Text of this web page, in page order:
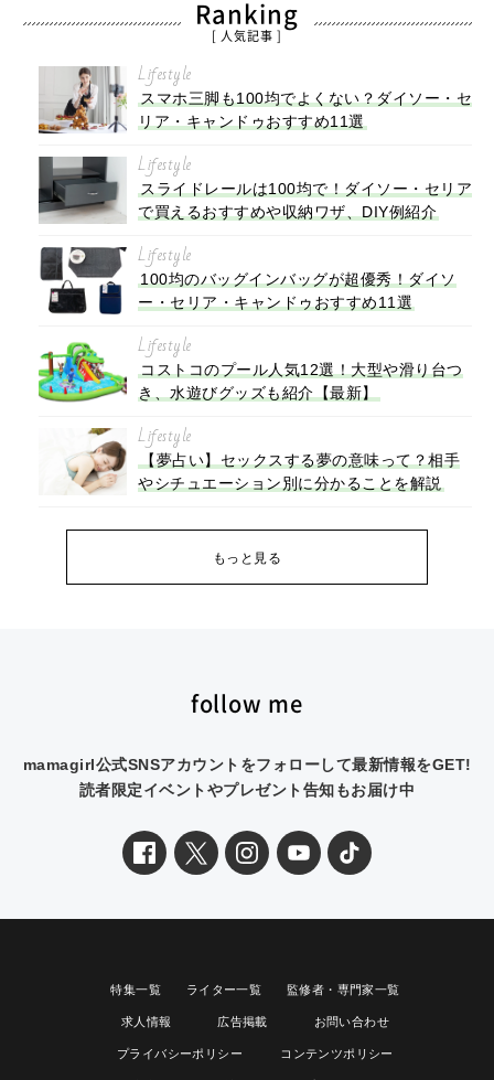
Ranking
[ 人気記事 ]
Lifestyle
スマホ三脚も100均でよくない？ダイソー・セ
リア・キャンドゥおすすめ11選
Lifestyle
スライドレールは100均で！ダイソー・セリア
で買えるおすすめや収納ワザ、DIY例紹介
Lifestyle
100均のバッグインバッグが超優秀！ダイソ
ー・セリア・キャンドゥおすすめ11選
Lifestyle
コストコのプール人気12選！大型や滑り台つ
き、水遊びグッズも紹介【最新】
Lifestyle
【夢占い】セックスする夢の意味って？相手
やシチュエーション別に分かることを解説
もっと見る
follow me
mamagirl公式SNSアカウントをフォローして最新情報をGET!
読者限定イベントやプレゼント告知もお届け中
特集一覧 ライター一覧 監修者・専門家一覧
求人情報 広告掲載 お問い合わせ
プライバシーポリシー コンテンツポリシー